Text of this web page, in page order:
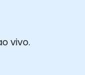
vivo.